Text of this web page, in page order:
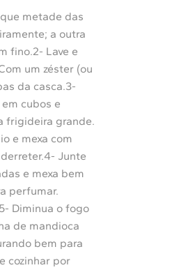
metade das
a outra
fino.2- Lave e
um zéster (ou
da casca.3-
cubos e
frigideira grande.
e mexa com
Junte
e mexa bem
perfumar.
Diminua o fogo
de mandioca
bem para
cozinhar por